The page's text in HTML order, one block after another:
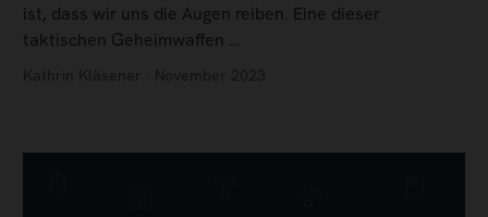
ist, dass wir uns die Augen reiben. Eine dieser
taktischen Geheimwaffen …